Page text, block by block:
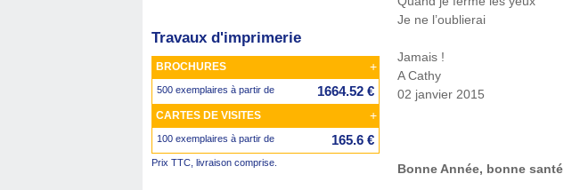
Travaux d'imprimerie
BROCHURES +
500 exemplaires à partir de 1664.52 €
CARTES DE VISITES +
100 exemplaires à partir de 165.6 €
Prix TTC, livraison comprise.
Je ne l’oublierai
Jamais !
A Cathy
02 janvier 2015
Bonne Année, bonne santé